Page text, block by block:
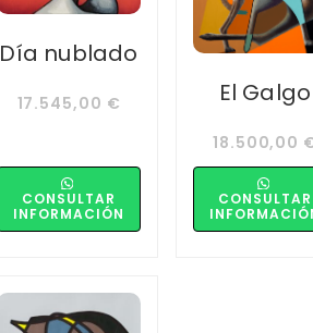
Día nublado
17.545,00 €
CONSULTAR
INFORMACIÓN
El Galgo
18.500,00
CONSULTAR